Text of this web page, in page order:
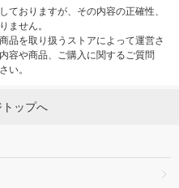
ておりますが、その内容の正確性、
ません。
品を取り扱うストアによって運営さ
容や商品、ご購入に関するご質問
い。
ップへ